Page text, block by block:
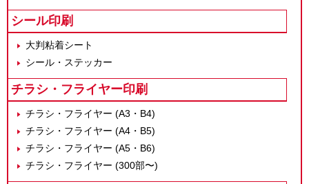
シール印刷
大判粘着シート
シール・ステッカー
チラシ・フライヤー印刷
チラシ・フライヤー (A3・B4)
チラシ・フライヤー (A4・B5)
チラシ・フライヤー (A5・B6)
チラシ・フライヤー (300部〜)